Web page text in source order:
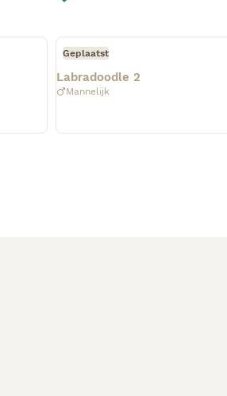
Geplaatst
Labradoodle 2
Mannelijk